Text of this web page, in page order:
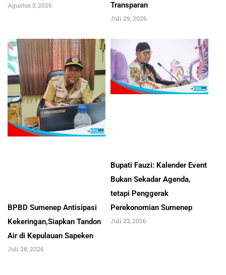
Agustus 3, 2026
Transparan
Juli 29, 2026
BPBD Sumenep Antisipasi
Kekeringan,Siapkan Tandon
Air di Kepulauan Sapeken
Juli 28, 2026
Bupati Fauzi: Kalender Event
Bukan Sekadar Agenda,
tetapi Penggerak
Perekonomian Sumenep
Juli 23, 2026